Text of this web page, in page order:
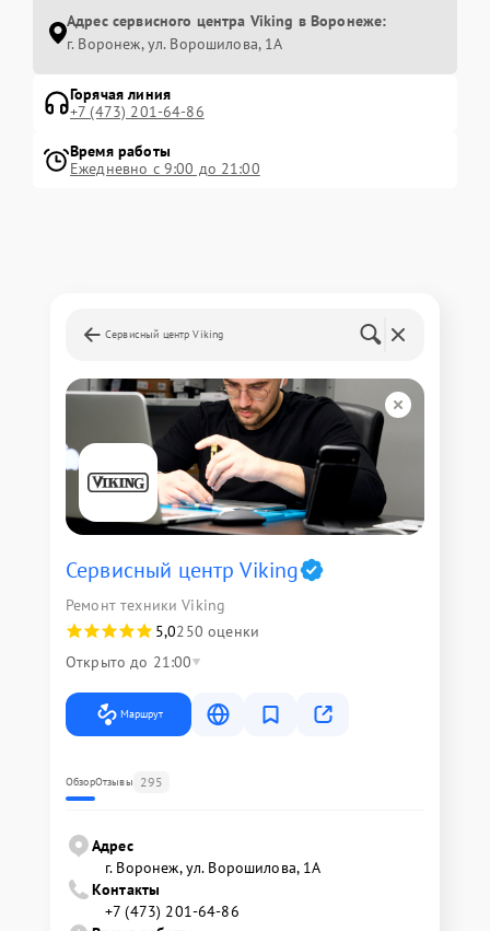
Адрес сервисного центра Viking в Воронеже:
г. Воронеж, ул. Ворошилова, 1А
Горячая линия
+7 (473) 201-64-86
Время работы
Ежедневно с 9:00 до 21:00
Сервисный центр Viking
Сервисный центр Viking
Ремонт техники Viking
5,0250 оценки
Открыто до 21:00
Маршрут
ОбзорОтзывы 295
Адрес
г. Воронеж, ул. Ворошилова, 1А
Контакты
+7 (473) 201-64-86